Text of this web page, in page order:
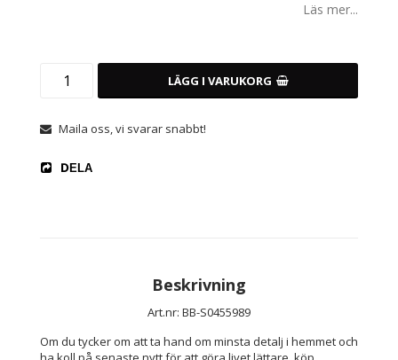
Läs mer...
LÄGG I VARUKORG
Maila oss, vi svarar snabbt!
DELA
Beskrivning
Art.nr: BB-S0455989
Om du tycker om att ta hand om minsta detalj i hemmet och